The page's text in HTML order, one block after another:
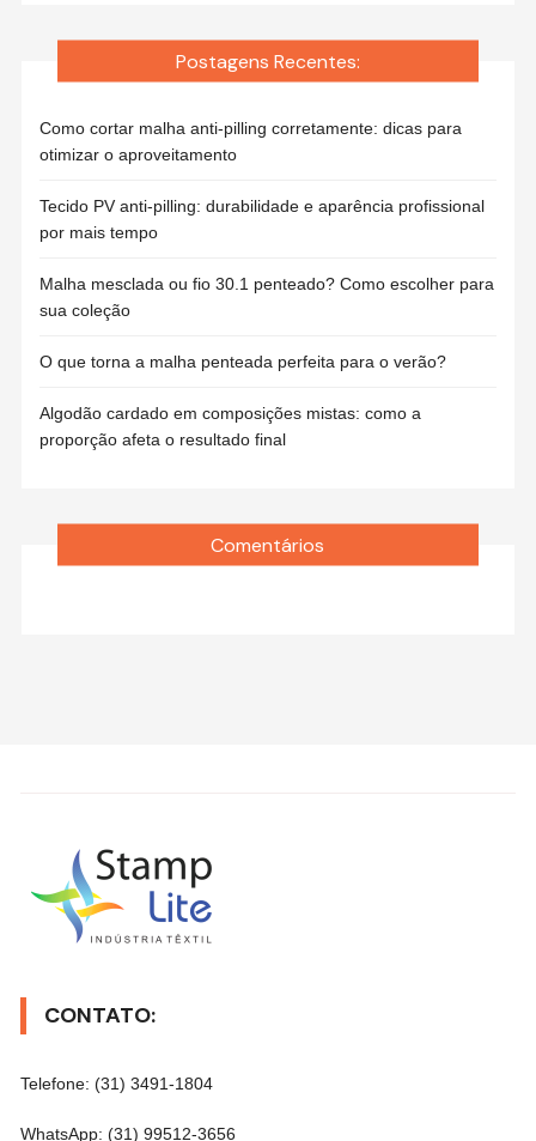
Postagens Recentes:
Como cortar malha anti-pilling corretamente: dicas para
otimizar o aproveitamento
Tecido PV anti-pilling: durabilidade e aparência profissional
por mais tempo
Malha mesclada ou fio 30.1 penteado? Como escolher para
sua coleção
O que torna a malha penteada perfeita para o verão?
Algodão cardado em composições mistas: como a
proporção afeta o resultado final
Comentários
CONTATO:
Telefone: (31) 3491-1804
WhatsApp: (31) 99512-3656